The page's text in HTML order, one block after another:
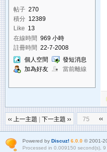
帖子 270
積分 12389
Like 13
在線時間 969 小時
註冊時間 22-7-2008
個人空間
發短消息
加為好友
當前離線
‹‹ 上一主題 下一主題 ›› 75 ‹‹
Powered by Discuz! 6.0.0© 2001-
Processed in 0.009150 second(s), 9